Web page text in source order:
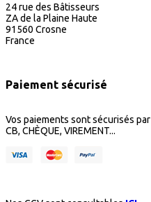
24 rue des Bâtisseurs
ZA de la Plaine Haute
91560 Crosne
France
Paiement sécurisé
Vos paiements sont sécurisés par
CB, CHÈQUE, VIREMENT...